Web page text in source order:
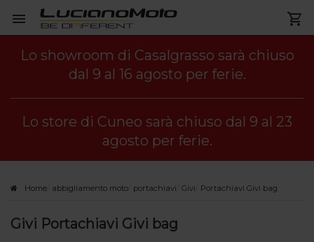
Lo showroom di Casalgrasso sarà chiuso
dal 9 al 16 agosto per ferie.
Lo store di Cuneo sarà chiuso dal 9 al 23
agosto per ferie.
Home abbigliamento moto portachiavi Givi Portachiavi Givi bag
Givi Portachiavi Givi bag